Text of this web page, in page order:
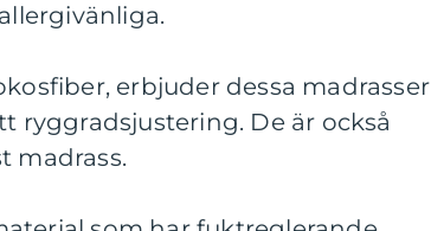
erbjuder dessa madrasser
ryggradsjustering. De är också
madrass.